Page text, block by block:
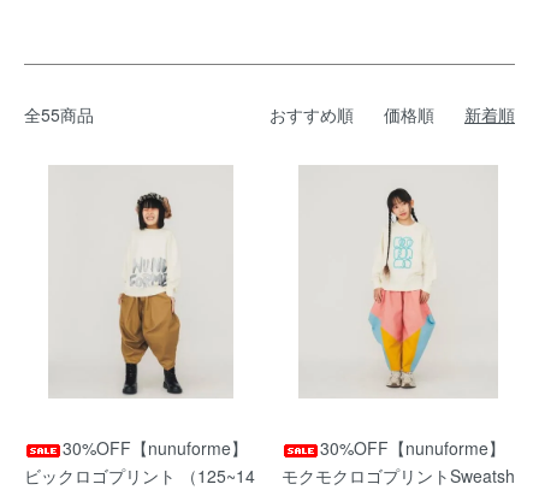
全55商品 おすすめ順 価格順 新着順
30%OFF【nunuforme】
ビックロゴプリント （125~14
30%OFF【nunuforme】
モクモクロゴプリントSweatsh